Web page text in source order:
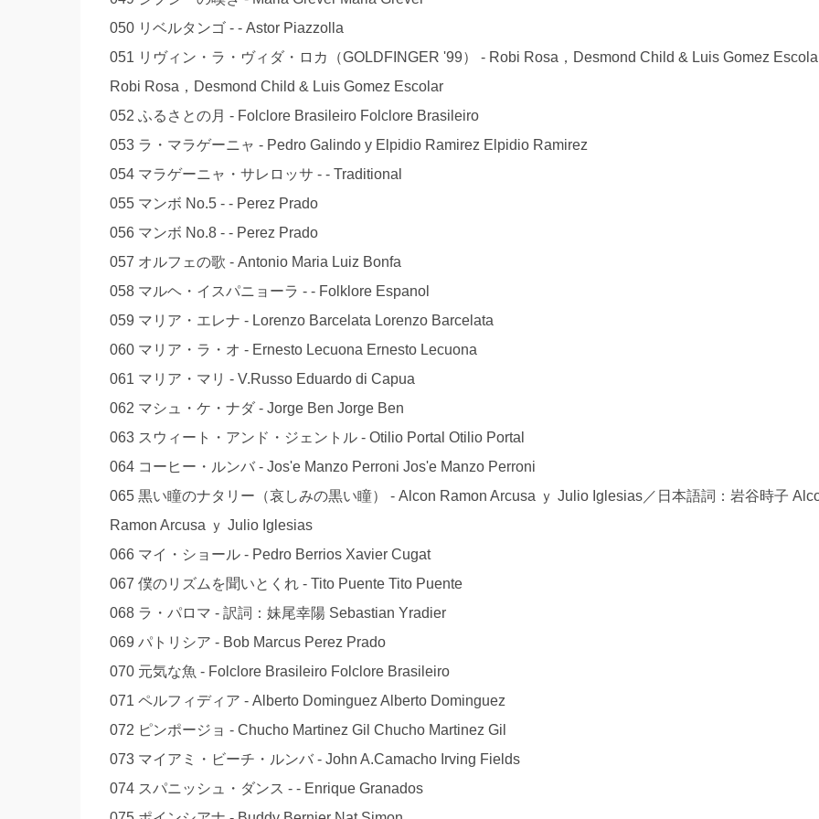
050 リベルタンゴ - - Astor Piazzolla
051 リヴィン・ラ・ヴィダ・ロカ（GOLDFINGER '99） - Robi Rosa，Desmond Child & Luis Gomez
Robi Rosa，Desmond Child & Luis Gomez Escolar
052 ふるさとの月 - Folclore Brasileiro Folclore Brasileiro
053 ラ・マラゲーニャ - Pedro Galindo y Elpidio Ramirez Elpidio Ramirez
054 マラゲーニャ・サレロッサ - - Traditional
055 マンボ No.5 - - Perez Prado
056 マンボ No.8 - - Perez Prado
057 オルフェの歌 - Antonio Maria Luiz Bonfa
058 マルヘ・イスパニョーラ - - Folklore Espanol
059 マリア・エレナ - Lorenzo Barcelata Lorenzo Barcelata
060 マリア・ラ・オ - Ernesto Lecuona Ernesto Lecuona
061 マリア・マリ - V.Russo Eduardo di Capua
062 マシュ・ケ・ナダ - Jorge Ben Jorge Ben
063 スウィート・アンド・ジェントル - Otilio Portal Otilio Portal
064 コーヒー・ルンバ - Jos'e Manzo Perroni Jos'e Manzo Perroni
065 黒い瞳のナタリー（哀しみの黒い瞳） - Alcon Ramon Arcusa ｙ Julio Iglesias／日本語詞：岩谷時子
Ramon Arcusa ｙ Julio Iglesias
066 マイ・ショール - Pedro Berrios Xavier Cugat
067 僕のリズムを聞いとくれ - Tito Puente Tito Puente
068 ラ・パロマ - 訳詞：妹尾幸陽 Sebastian Yradier
069 パトリシア - Bob Marcus Perez Prado
070 元気な魚 - Folclore Brasileiro Folclore Brasileiro
071 ペルフィディア - Alberto Dominguez Alberto Dominguez
072 ピンポージョ - Chucho Martinez Gil Chucho Martinez Gil
073 マイアミ・ビーチ・ルンバ - John A.Camacho Irving Fields
074 スパニッシュ・ダンス - - Enrique Granados